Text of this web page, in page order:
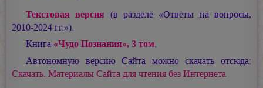
Текстовая версия (в разделе «Ответы на вопросы,
2010-2024 гг.»).
Книга «Чудо Познания», 3 том.
Автономную версию Сайта можно скачать отсюда:
Скачать. Материалы Сайта для чтения без Интернета